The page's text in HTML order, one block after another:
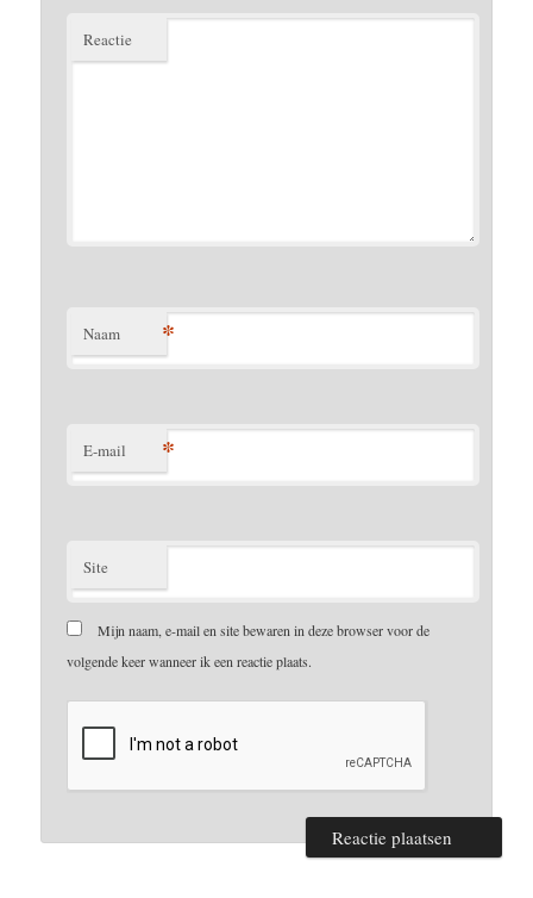
Reactie
Naam *
E-mail *
Site
Mijn naam, e-mail en site bewaren in deze browser voor de
volgende keer wanneer ik een reactie plaats.